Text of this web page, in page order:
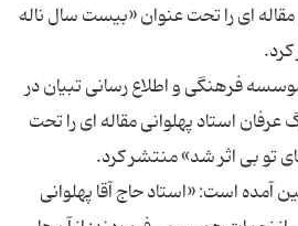
مقاله ای را تحت عنوان «بیست سال ناله
فرهنگی و اطلاع رسانی تبیان در
استاد پهلوانی مقاله ای را تحت
آمده است: «استاد حاج آقا پهلوانی